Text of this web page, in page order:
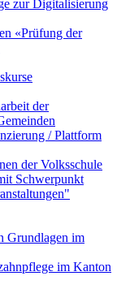
zur Digitalisierung
«Prüfung der
der
/ Plattform
der Volksschule
Schwerpunkt
Grundlagen im
im Kanton